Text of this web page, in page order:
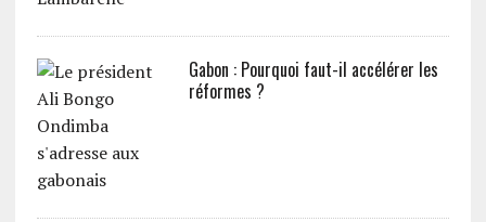
Gabon : Pourquoi faut-il accélérer les
réformes ?